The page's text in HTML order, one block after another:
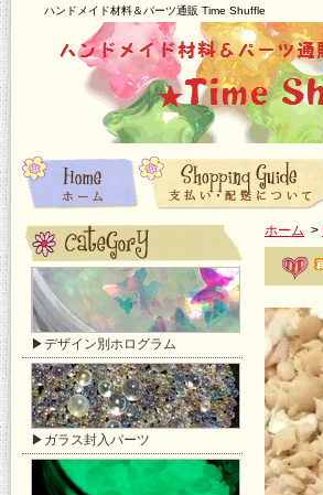
ハンドメイド材料＆パーツ通販 Time Shuffle
▶デザイン別ホログラム
▶ガラス封入パーツ
ホーム >